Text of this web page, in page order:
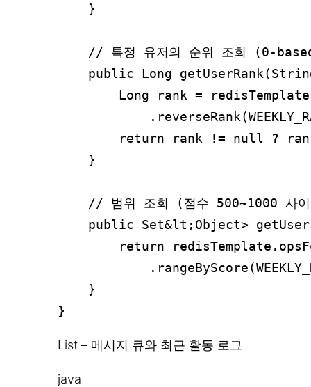
    }
// 특정 유저의 순위 조회 (0-
public Long
Long rank =
return rank != null ?
    }
// 범위 조회 (점수 500~1000 사
public Set&lt;Object>
return
    }
List – 메시지 큐와 최근 활동 로그
java